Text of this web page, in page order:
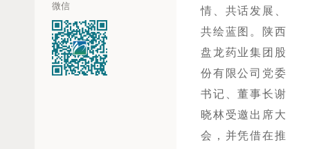
微信
情、共话发展、
共绘蓝图。陕西
盘龙药业集团股
份有限公司党委
书记、董事长谢
晓林受邀出席大
会，并凭借在推